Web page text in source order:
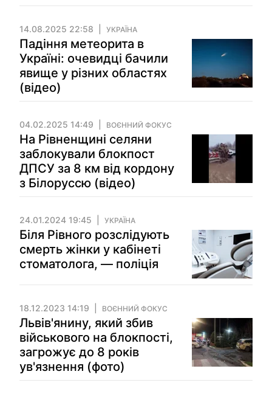
14.08.2025 22:58 УКРАЇНА
Падіння метеорита в
Україні: очевидці бачили
явище у різних областях
(відео)
04.02.2025 14:49 ВОЄННИЙ ФОКУС
На Рівненщині селяни
заблокували блокпост
ДПСУ за 8 км від кордону
з Білоруссю (відео)
24.01.2024 19:45 УКРАЇНА
Біля Рівного розслідують
смерть жінки у кабінеті
стоматолога, — поліція
18.12.2023 14:19 ВОЄННИЙ ФОКУС
Львів'янину, який збив
військового на блокпості,
загрожує до 8 років
ув'язнення (фото)